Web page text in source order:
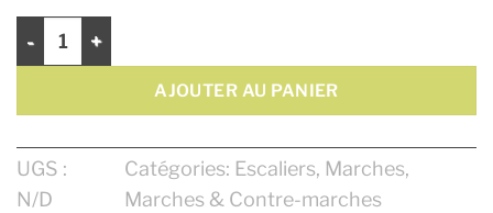
AJOUTER AU PANIER
UGS :
N/D
Catégories: Escaliers, Marches,
Marches & Contre-marches